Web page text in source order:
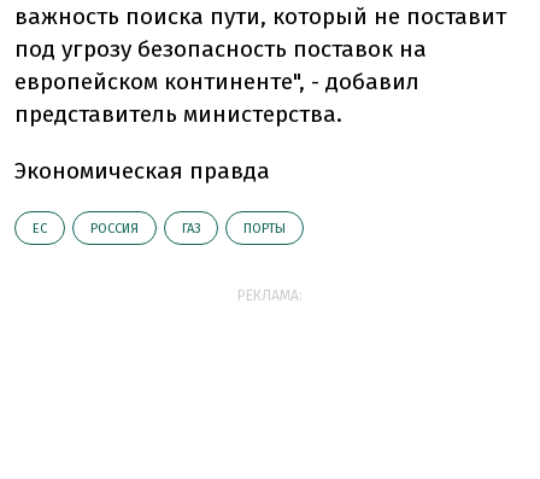
важность поиска пути, который не поставит
под угрозу безопасность поставок на
европейском континенте", - добавил
представитель министерства.
Экономическая правда
ЕС РОССИЯ ГАЗ ПОРТЫ
РЕКЛАМА: